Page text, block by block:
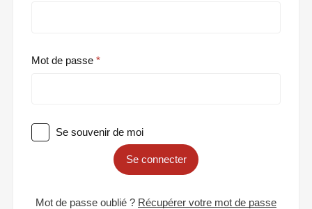
Mot de passe
Se souvenir de moi
Se connecter
Mot de passe oublié ? Récupérer votre mot de passe